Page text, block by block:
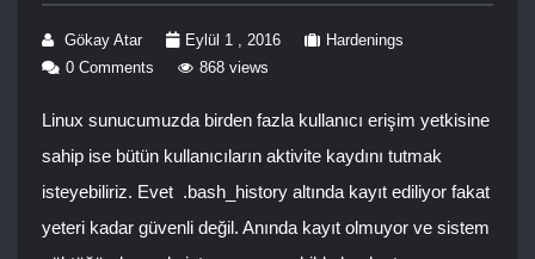
Gökay Atar Eylül 1 , 2016
Hardenings
0 Comments
868 views
Linux sunucumuzda birden fazla kullanıcı erişim yetkisine
sahip ise bütün kullanıcıların aktivite kaydını tutmak
isteyebiliriz. Evet .bash_history altında kayıt ediliyor fakat
yeteri kadar güvenli değil. Anında kayıt olmuyor ve sistem